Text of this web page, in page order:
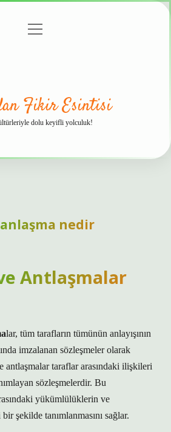
menüyü
Fikir Esintisi
dolu keyifli yolculuk!
nedir
Antlaşmalar
lar, tüm tarafların tümünün anlayışının
imzalanan sözleşmeler olarak
antlaşmalar taraflar arasındaki ilişkileri
sözleşmelerdir. Bu
yükümlülüklerin ve
şekilde tanımlanmasını sağlar.